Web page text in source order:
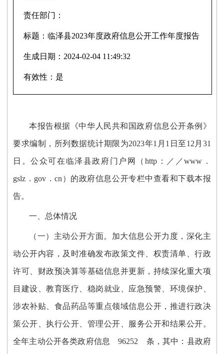
责任部门：
标题： 临泽县2023年度政府信息公开工作年度报告
生成日期： 2024-02-04 11:49:32
有效性： 是
本报告根据《中华人民共和国政府信息公开条例》
要求编制，所列数据统计期限为2023年1月1日至12月31
日。公众可在 临泽县政府门户网（http：／／www．
gslz．gov．cn）的政府信息公开专栏中查看和下载本报
告。
一、总体情况
（一） 主动公开方面。 加大信息公开力度 ， 深化主
动公开内容，及时准确发布政策文件、权责清单、行政
许可、财政预决算等基础信息并更新， 持续深化重大项
目建设、教育医疗、 稳岗就业、 应急预警 环境保护、
涉农补贴、 食品药品等重点领域信息公开 ， 推进行政决
策公开、执行公开 、管理公开、服务公开和结果公开。
全年主动公开各类政府信息 96252 条，其中：县政府